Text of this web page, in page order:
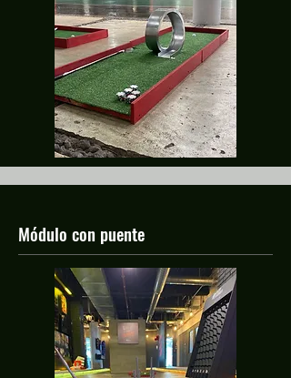
Módulo con puente